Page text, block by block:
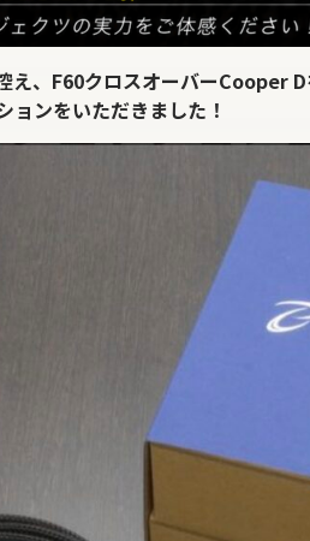
え、F60クロスオーバーCooper
ョンをいただきました！